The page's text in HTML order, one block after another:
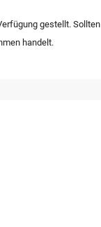
gestellt. Sollten
handelt.